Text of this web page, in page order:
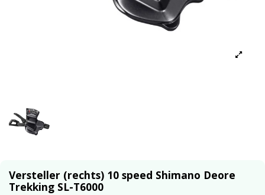
Versteller (rechts) 10 speed Shimano Deore
Trekking SL-T6000